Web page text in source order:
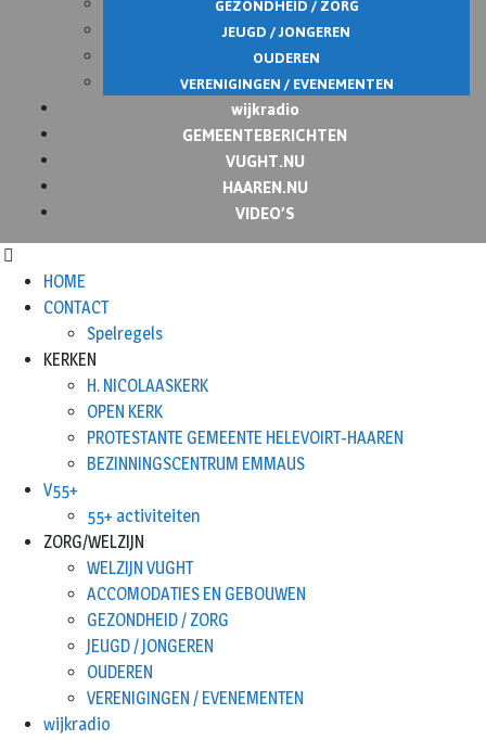
JEUGD / JONGEREN
OUDEREN
VERENIGINGEN / EVENEMENTEN
wijkradio
GEMEENTEBERICHTEN
VUGHT.NU
HAAREN.NU
VIDEO’S
HOME
CONTACT
Spelregels
KERKEN
H. NICOLAASKERK
OPEN KERK
PROTESTANTE GEMEENTE HELEVOIRT-HAAREN
BEZINNINGSCENTRUM EMMAUS
V55+
55+ activiteiten
ZORG/WELZIJN
WELZIJN VUGHT
ACCOMODATIES EN GEBOUWEN
GEZONDHEID / ZORG
JEUGD / JONGEREN
OUDEREN
VERENIGINGEN / EVENEMENTEN
wijkradio